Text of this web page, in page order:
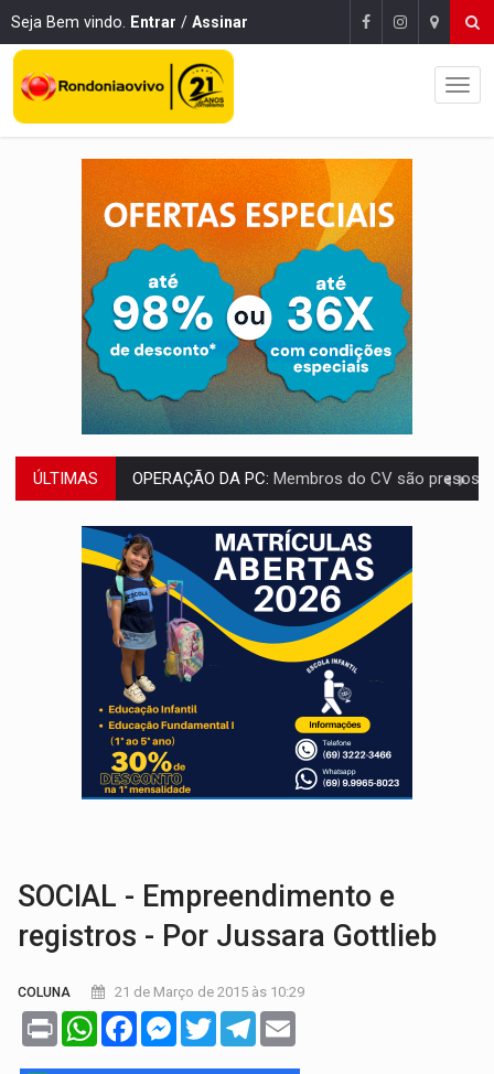
Seja Bem vindo. Entrar / Assinar
ÚLTIMAS
OPERAÇÃO DA PC:Membros do CV são presos com armas e drogas após
ENTRADA GRATUITA:Espetáculo As Marias Somos Nós será
VÍDEO: Três são presos após furto de motocicleta em frente
CELEBRAÇÃO: Cerejeiras completa 43 anos de emancipação com
SAÚDE:Anvisa desmente boato sobre presença de plástico ou
VÍDEO:Pitbulls fogem de residência e atacam casal de idosos
AÇÃO CONJUNTA: Forças policiais apreendem cerca de 1kg de
PF ESTÁ APURANDO: Flávio Bolsonaro escolhe Alfredo Gaspar como vice, alvo de
SOCIAL - Empreendimento e
registros - Por Jussara Gottlieb
COLUNA 21 de Março de 2015 às 10:29
Print WhatsAppFacebookMessenger
TwitterTelegram